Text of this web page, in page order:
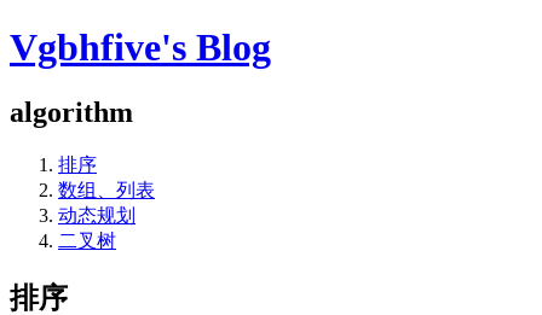
Vgbhfive's Blog
algorithm
排序
数组、列表
动态规划
二叉树
排序